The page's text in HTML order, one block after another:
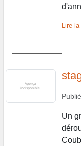
Lire
Un